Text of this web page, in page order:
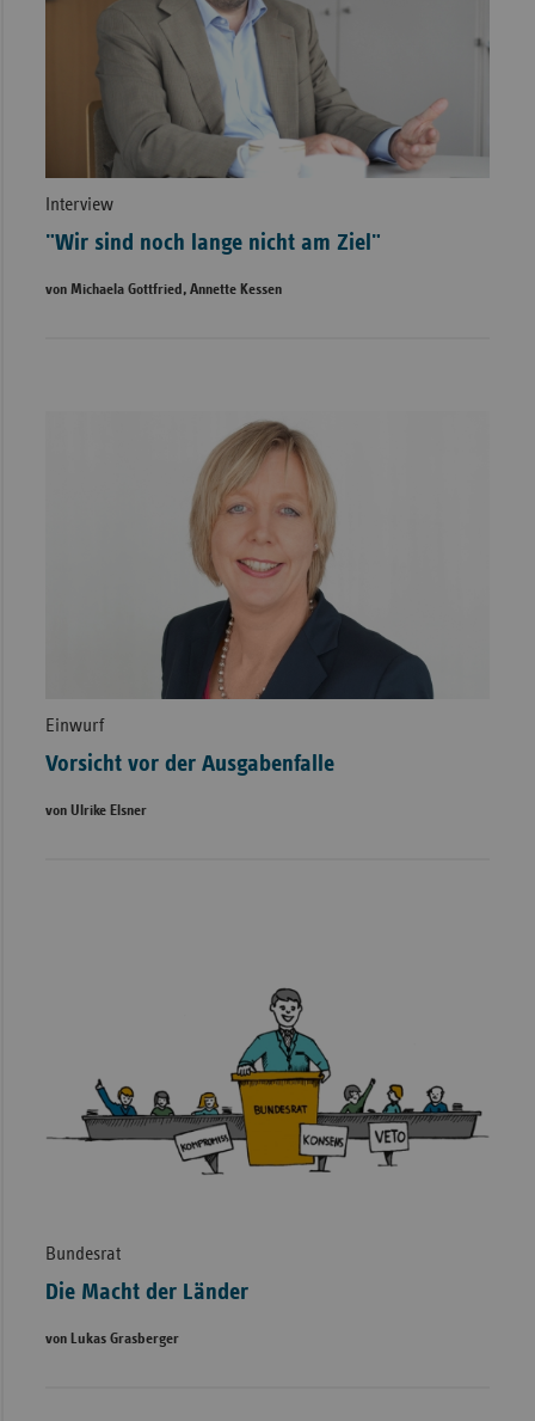
Interview
"Wir sind noch lange nicht am Ziel"
von Michaela Gottfried, Annette Kessen
Einwurf
Vorsicht vor der Ausgabenfalle
von Ulrike Elsner
Bundesrat
Die Macht der Länder
von Lukas Grasberger